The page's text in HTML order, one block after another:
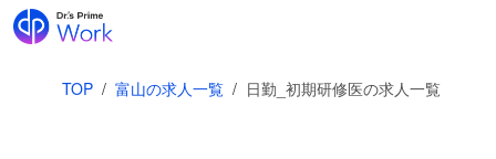
TOP / 富山の求人一覧 / 日勤_初期研修医の求人一覧